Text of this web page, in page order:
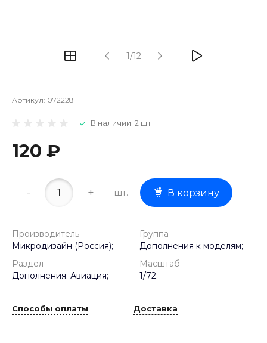
1/12
Артикул: 072228
В наличии: 2 шт
120 ₽
- + шт. В корзину
Производитель
Микродизайн (Россия);
Группа
Дополнения к моделям;
Раздел
Дополнения. Авиация;
Масштаб
1/72;
Способы оплаты Доставка